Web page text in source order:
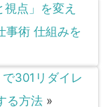
点」を変え
事術 仕組みを
301リダイレ
る方法 »